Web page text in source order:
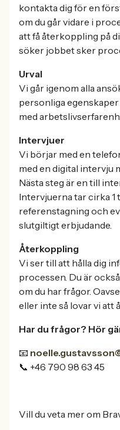
kontakta dig för en
om du går vidare i
att få återkoppling på
söker jobbet sker
Urval
Vi går igenom alla
personliga
med
Intervjuer
Vi börjar med en
med en digital intervju
Nästa steg är en till
Intervjuerna tar cirka 1
referenstagning och
slutgiltigt erbjudande.
Återkoppling
Vi ser till att hålla dig
processen. Du är
om du har frågor.
eller inte så lovar vi att
Har du frågor? Hör
📧
📞 +46 790 98 63 45
Vill du veta mer om